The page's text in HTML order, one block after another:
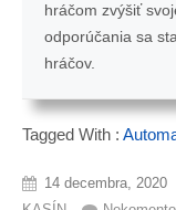
hráčom zvýšiť
odporúčania sa
hráčov.
Tagged With :
14 decembra, 2020